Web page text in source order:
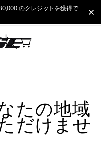
のクレジットを獲得で
ト
たの地域
だけませ